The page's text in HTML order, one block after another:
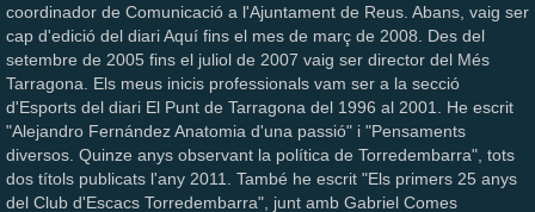
coordinador de Comunicació a l'Ajuntament de Reus. Abans, vaig ser
cap d'edició del diari Aquí fins el mes de març de 2008. Des del
setembre de 2005 fins el juliol de 2007 vaig ser director del Més
Tarragona. Els meus inicis professionals vam ser a la secció
d'Esports del diari El Punt de Tarragona del 1996 al 2001. He escrit
"Alejandro Fernández Anatomia d'una passió" i "Pensaments
diversos. Quinze anys observant la política de Torredembarra", tots
dos títols publicats l'any 2011. També he escrit "Els primers 25 anys
del Club d'Escacs Torredembarra", junt amb Gabriel Comes